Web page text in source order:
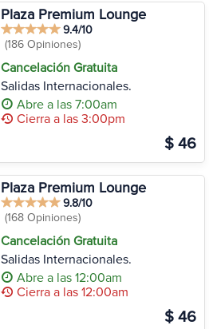
Plaza Premium Lounge
9.4/10
(186 Opiniones)
Cancelación Gratuita
Salidas Internacionales.
Abre a las 7:00am
Cierra a las 3:00pm
$ 46
Plaza Premium Lounge
9.8/10
(168 Opiniones)
Cancelación Gratuita
Salidas Internacionales.
Abre a las 12:00am
Cierra a las 12:00am
$ 46